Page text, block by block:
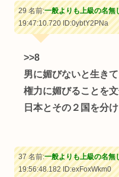
29 名前:一般よりも上級の名無
19:47:10.720ID:0ybtY2PNa
>>8
男に媚びないと生き
権力に媚びることを
日本とその２国を分
37 名前:一般よりも上級の名無
19:56:48.182ID:exFoxWkm0